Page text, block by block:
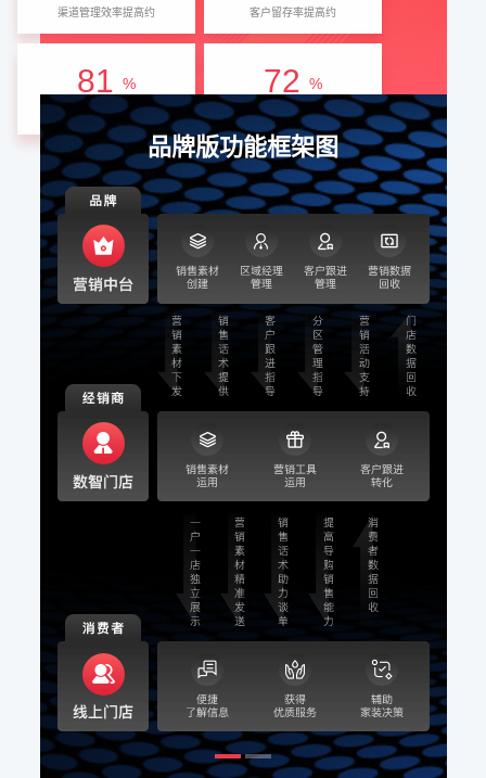
渠道管理效率提高约 客户留存率提高约
81 %
客户转化率提高约
72 %
转化周期缩短
品牌版功能框架图